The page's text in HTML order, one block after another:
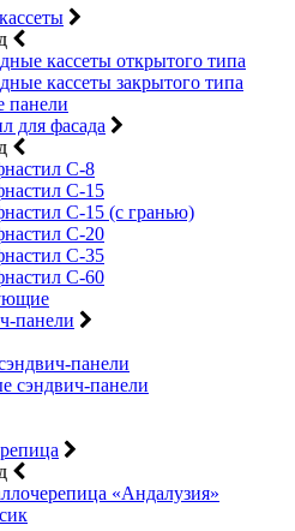
кассеты открытого типа
кассеты закрытого типа
панели
для фасада
С-8
С-15
С-15 (с гранью)
С-20
С-35
С-60
панели
панели
сэндвич-панели
«Андалузия»